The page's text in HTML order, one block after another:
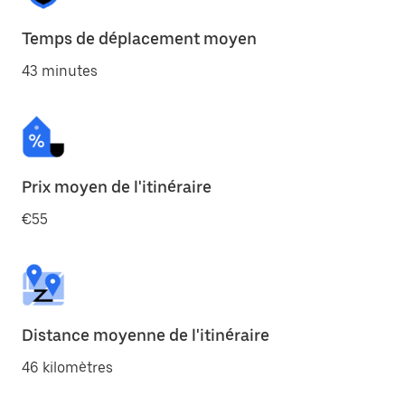
Temps de déplacement moyen
43 minutes
Prix moyen de l'itinéraire
€55
Distance moyenne de l'itinéraire
46 kilomètres